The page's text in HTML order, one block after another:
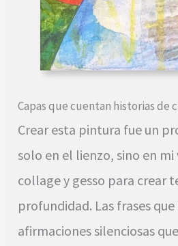
Capas que cuentan historias de
Crear esta pintura fue un
solo en el lienzo, sino en mi
collage y gesso para crear
profundidad. Las frases
afirmaciones silenciosas